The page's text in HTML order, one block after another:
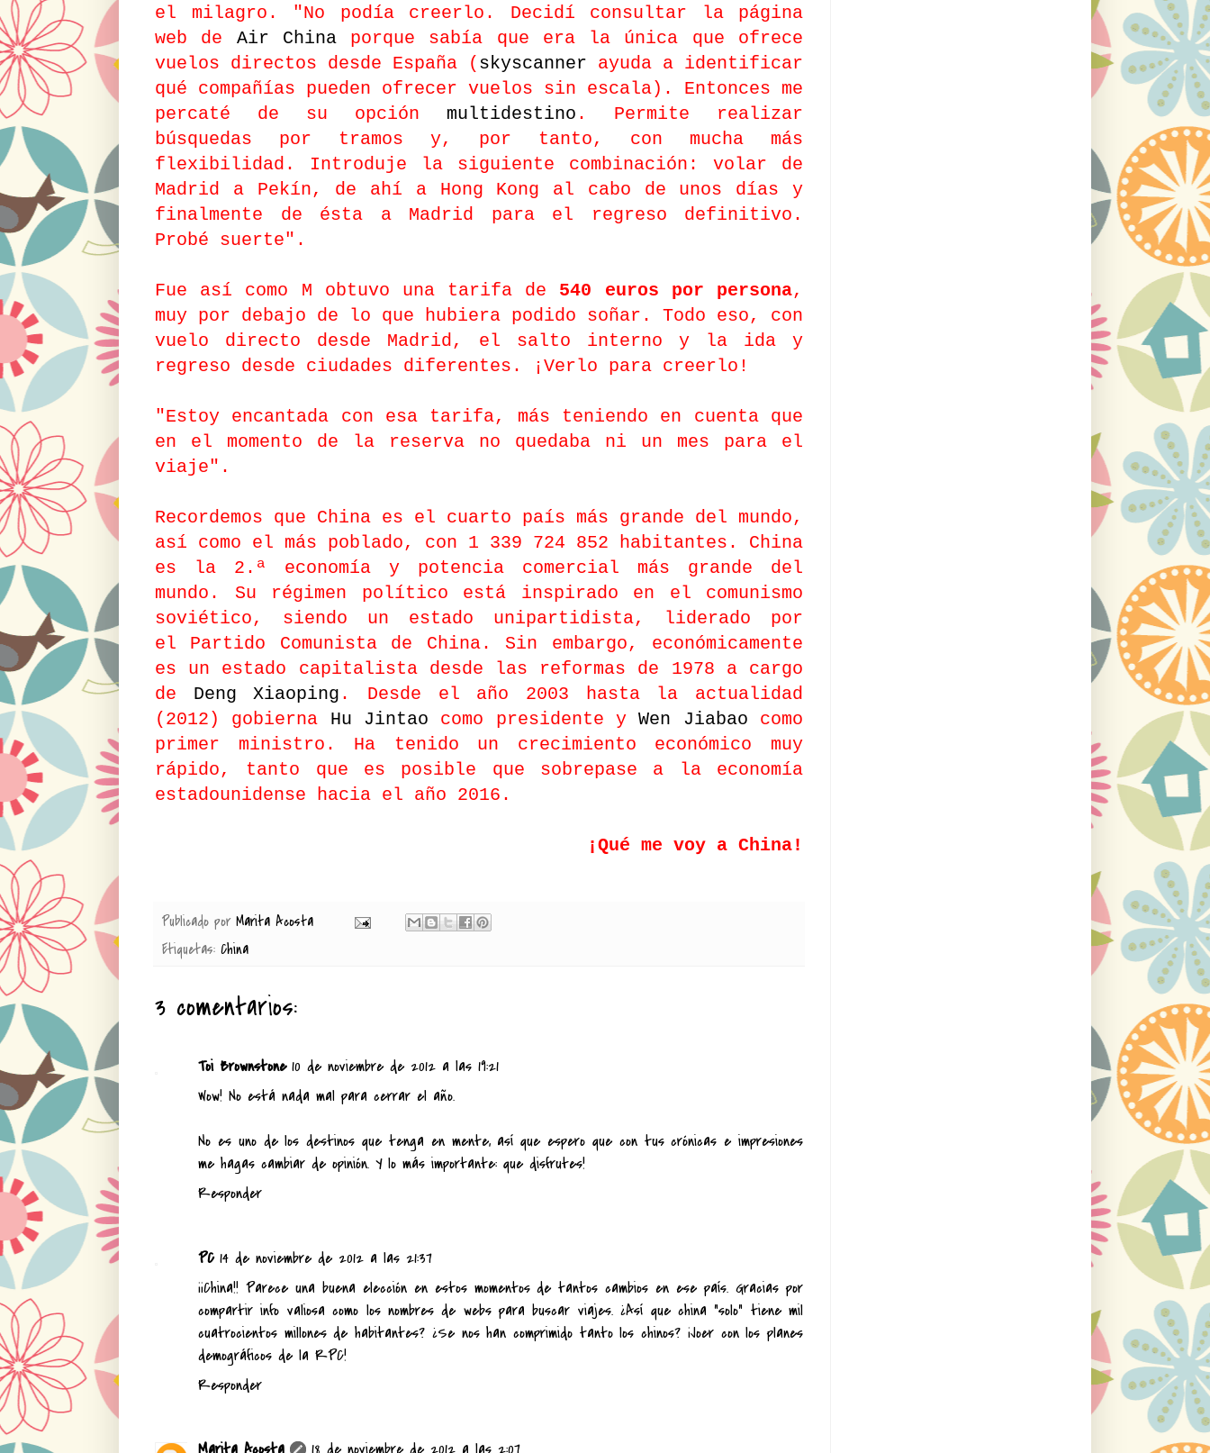
el milagro. "No podía creerlo. Decidí consultar la página
web de Air Chinaporque sabía que era la única que ofrece
vuelos directos desde España ( skyscanner ayuda a identificar
qué compañías pueden ofrecer vuelos sin escala). Entonces me
percaté de su opción multidestino . Permite realizar
búsquedas por tramos y, por tanto, con mucha más
flexibilidad. Introduje la siguiente combinación: volar de
Madrid a Pekín, de ahí a Hong Kong al cabo de unos días y
finalmente de ésta a Madrid para el regreso definitivo.
Probé suerte".
Fue así como M obtuvo una tarifa de 540 euros por persona,
muy por debajo de lo que hubiera podido soñar. Todo eso, con
vuelo directo desde Madrid, el salto interno y la ida y
regreso desde ciudades diferentes. ¡Verlo para creerlo!
"Estoy encantada con esa tarifa, más teniendo en cuenta que
en el momento de la reserva no quedaba ni un mes para el
viaje".
Recordemos que China es el cuarto país más grande del mundo,
así como el más poblado, con 1 339 724 852 habitantes. China
es la 2.ª economía y potencia comercial más grande del
mundo. Su régimen político está inspirado en el comunismo
soviético, siendo un estado unipartidista, liderado por
el Partido Comunista de China. Sin embargo, económicamente
es un estado capitalista desde las reformas de 1978 a cargo
de Deng Xiaoping . Desde el año 2003 hasta la actualidad
(2012) gobierna Hu Jintao como presidente yWen Jiabao como
primer ministro. Ha tenido un crecimiento económico muy
rápido, tanto que es posible que sobrepase a la economía
estadounidense hacia el año 2016.
¡Qué me voy a China!
Publicado por Marita Acosta
Etiquetas: China
3 comentarios:
Toi Brownstone 10 de noviembre de 2012 a las 19:21
Wow! No está nada mal para cerrar el año.
No es uno de los destinos que tenga en mente, así que espero que con tus crónicas e impresiones
me hagas cambiar de opinión. Y lo más importante: que disfrutes!
Responder
PC 14 de noviembre de 2012 a las 21:37
¡¡China!! Parece una buena elección en estos momentos de tantos cambios en ese país. Gracias por
compartir info valiosa como los nombres de webs para buscar viajes. ¿Así que china "solo" tiene mil
cuatrocientos millones de habitantes? ¿Se nos han comprimido tanto los chinos? ¡Joer con los planes
demográficos de la RPC!
Responder